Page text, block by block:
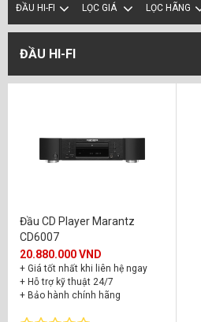
ĐẦU HI-FI LỌC GIÁ LỌC HÃNG
ĐẦU HI-FI
Đầu CD Player Marantz
CD6007
20.880.000 VND
+ Giá tốt nhất khi liên hệ ngay
+ Hỗ trợ kỹ thuật 24/7
+ Bảo hành chính hãng